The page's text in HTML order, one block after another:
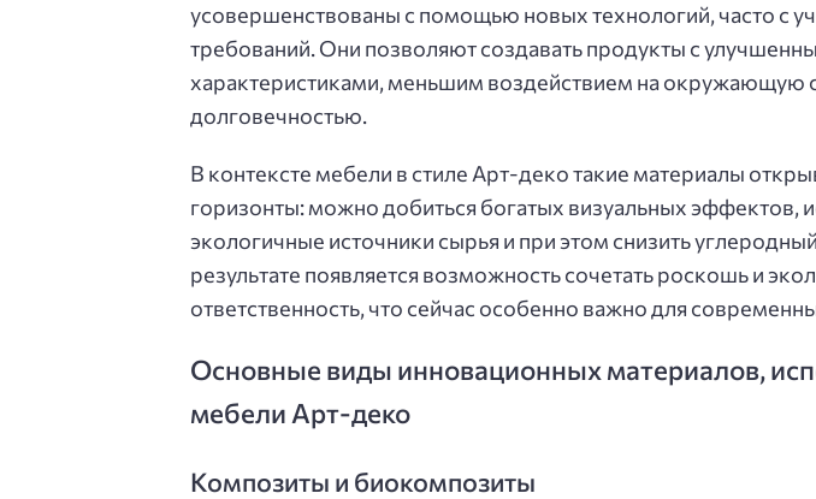
усовершенствованы с помощью новых технологий, часто с
требований. Они позволяют создавать продукты с
характеристиками, меньшим воздействием на окружающую
долговечностью.
В контексте мебели в стиле Арт-деко такие материалы
горизонты: можно добиться богатых визуальных эффектов,
экологичные источники сырья и при этом снизить
результате появляется возможность сочетать роскошь и
ответственность, что сейчас особенно важно для
Основные виды инновационных материалов,
мебели Арт-деко
Композиты и биокомпозиты